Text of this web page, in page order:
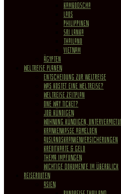
Kambodscha
Laos
Philippinen
Sri Lanka
Thailand
Vietnam
Ägypten
WELTREISE PLANEN
Entscheidung zur Weltreise
Was kostet eine Weltreise?
Weltreise Zeitplan
One Way Ticket?
Job kündigen
Wohnung Kündigen,
Krankenkasse abmelden
Auslandskrankenversicherungen
Kreditkarte & Geld
Thema Impfungen
Wichtige Dokumente im Überblick
REISEROUTEN
Asien